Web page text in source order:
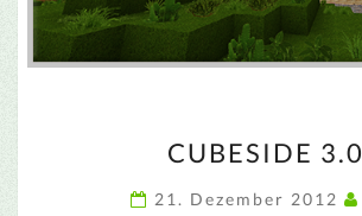
3.0
CUBESIDE 3.0
21. Dezember 2012